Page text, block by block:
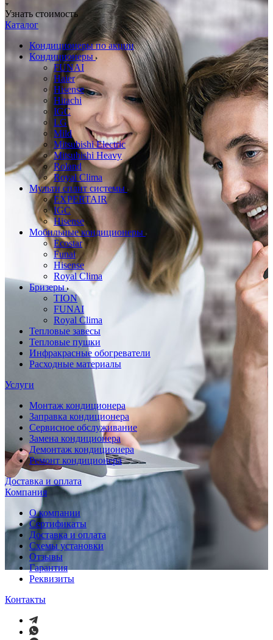
Узнать стоимость
Каталог
Кондиционеры по акции
Кондиционеры
FUNAI
Haier
Hisense
Hitachi
IGC
LG
Mild
Mitsubishi Electric
Mitsubishi Heavy
Roland
Royal Clima
Мульти сплит системы
EXPERTAIR
IGC
Hisense
Мобильные кондиционеры
Ecostar
Funai
Hisense
Royal Clima
Бризеры
TION
FUNAI
Royal Clima
Тепловые завесы
Тепловые пушки
Инфракрасные обогреватели
Расходные материалы
Услуги
Монтаж кондиционера
Заправка кондиционера
Сервисное обслуживание
Замена кондиционера
Демонтаж кондиционера
Ремонт кондиционера
Доставка и оплата
Компания
О компании
Сертификаты
Доставка и оплата
Схемы установки
Отзывы
Гарантия
Реквизиты
Контакты